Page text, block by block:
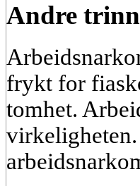
Andre
frykt for
tomhet.
virkeligheten.